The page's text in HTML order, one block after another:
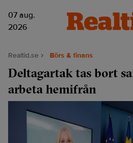
07 aug.
2026
Realtid.se Börs & finans
Deltagartak tas bort
arbeta hemifrån